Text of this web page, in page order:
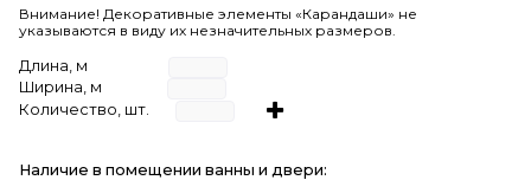
Внимание! Декоративные элементы «Карандаши» не
указываются в виду их незначительных размеров.
Длина, м
Ширина, м
Количество, шт.
Наличие в помещении ванны и двери: